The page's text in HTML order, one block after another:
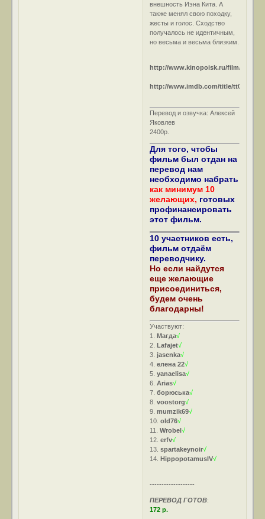
внешность Иэна Кита. А
также менял свою походку,
жесты и голос. Сходство
получалось не идентичным,
но весьма и весьма близким.
http://www.kinopoisk.ru/film/30849/
http://www.imdb.com/title/tt0022264/
Перевод и озвучка: Алексей
Яковлев
2400р.
Для того, чтобы
фильм был отдан на
перевод нам
необходимо набрать
как минимум 10
желающих, готовых
профинансировать
этот фильм.
10 участников есть,
фильм отдаём
переводчику.
Но если найдутся
еще желающие
присоединиться,
будем очень
благодарны!
Участвуют:
1.Магда√
2.Lafajet√
3.jasenka√
4.елена 22√
5.yanaelisa√
6.Arias√
7.борюська√
8.voostorg√
9.mumzik69√
10.old76√
11.Wrobel√
12.erfv√
13.spartakeynoir√
14.HippopotamusIV√
-------------------
ПЕРЕВОД ГОТОВ:
172 р.